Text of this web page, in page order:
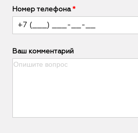
Номер телефона
Ваш комментарий